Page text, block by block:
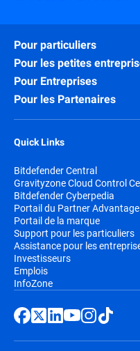
Pour particuliers
Pour les petites
Pour Entreprises
Pour les Partenaires
Quick Links
Bitdefender Central
Gravityzone Cloud Control
Bitdefender Cyberpedia
Portail du Partner
Portail de la marque
Support pour les particuliers
Assistance pour les
Investisseurs
Emplois
InfoZone